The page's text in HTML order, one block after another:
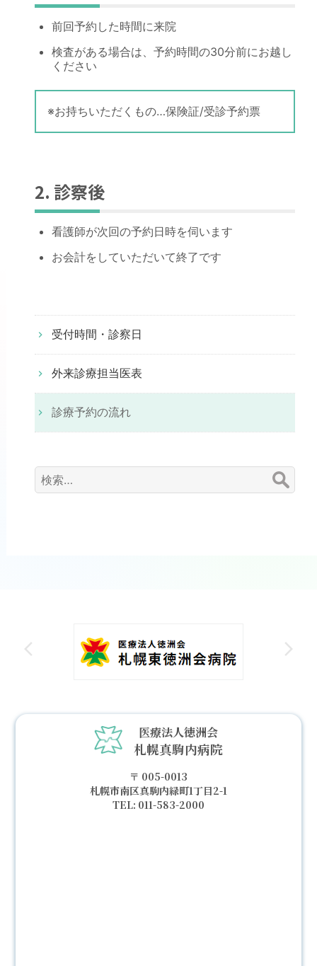
前回予約した時間に来院
検査がある場合は、予約時間の30分前にお越し
ください
※お持ちいただくもの…保険証/受診予約票
2. 診察後
看護師が次回の予約日時を伺います
お会計をしていただいて終了です
受付時間・診察日
外来診療担当医表
診療予約の流れ
検
索:
医療法人徳洲会
札幌真駒内病院
005-0013
札幌市南区真駒内緑町1丁目2-1
011-583-2000